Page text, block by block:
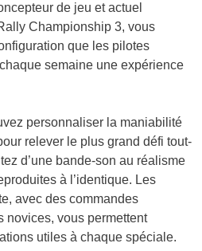
de jeu et actuel
Championship 3, vous
que les pilotes
semaine une expérience
personnaliser la maniabilité
relever le plus grand défi tout-
d’une bande-son au réalisme
à l’identique. Les
avec des commandes
novices, vous permettent
utiles à chaque spéciale.